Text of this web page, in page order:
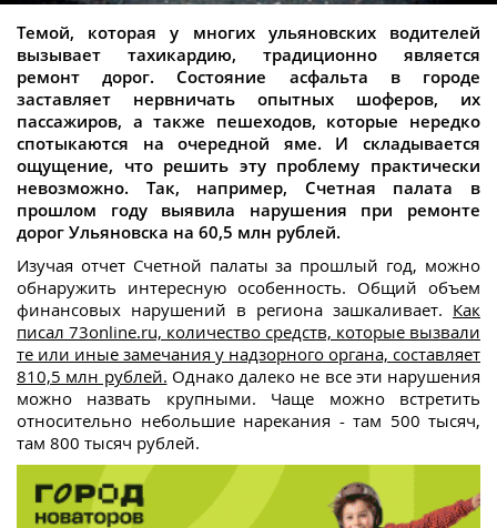
Темой, которая у многих ульяновских водителей
вызывает тахикардию, традиционно является
ремонт дорог. Состояние асфальта в городе
заставляет нервничать опытных шоферов, их
пассажиров, а также пешеходов, которые нередко
спотыкаются на очередной яме. И складывается
ощущение, что решить эту проблему практически
невозможно. Так, например, Счетная палата в
прошлом году выявила нарушения при ремонте
дорог Ульяновска на 60,5 млн рублей.
Изучая отчет Счетной палаты за прошлый год, можно
обнаружить интересную особенность. Общий объем
финансовых нарушений в региона зашкаливает. Как
писал 73online.ru, количество средств, которые вызвали
те или иные замечания у надзорного органа, составляет
810,5 млн рублей. Однако далеко не все эти нарушения
можно назвать крупными. Чаще можно встретить
относительно небольшие нарекания - там 500 тысяч,
там 800 тысяч рублей.